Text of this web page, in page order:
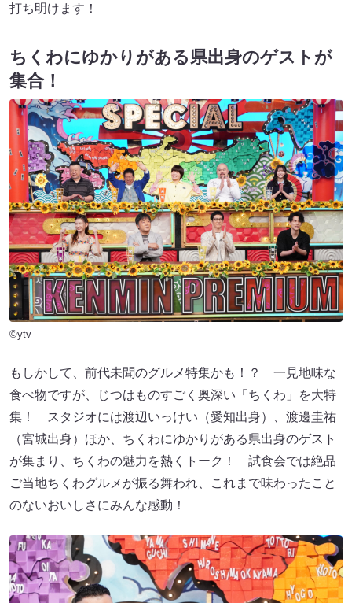
打ち明けます！
ちくわにゆかりがある県出身のゲストが
集合！
©ytv
もしかして、前代未聞のグルメ特集かも！？ 一見地味な
食べ物ですが、じつはものすごく奥深い「ちくわ」を大特
集！ スタジオには渡辺いっけい（愛知出身）、渡邊圭祐
（宮城出身）ほか、ちくわにゆかりがある県出身のゲスト
が集まり、ちくわの魅力を熱くトーク！ 試食会では絶品
ご当地ちくわグルメが振る舞われ、これまで味わったこと
のないおいしさにみんな感動！